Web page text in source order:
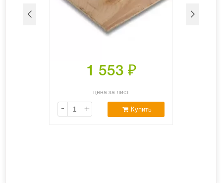
1 553 ₽
цена за лист
- + Купить